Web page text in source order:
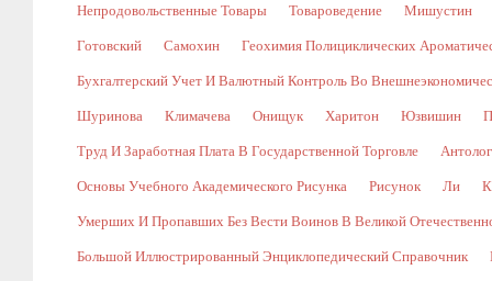
Непродовольственные Товары Товароведение Мишустин
Готовский Самохин Геохимия Полициклических
Бухгалтерский Учет И Валютный Контроль Во
Шуринова Климачева Онищук Харитон Юзвишин
Труд И Заработная Плата В Государственной Торговле
Основы Учебного Академического Рисунка Рисунок Ли
Умерших И Пропавших Без Вести Воинов В Великой
Большой Иллюстрированный Энциклопедический Справочник